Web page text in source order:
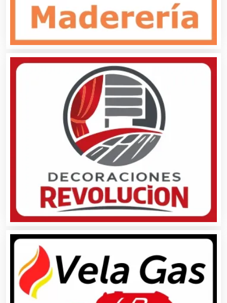
Artículos de Piel
Artículos Deportivos
Artículos Importados
Artículos para el Hogar
Artículos para Regalos
Artículos Personales
Artículos Publicitarios